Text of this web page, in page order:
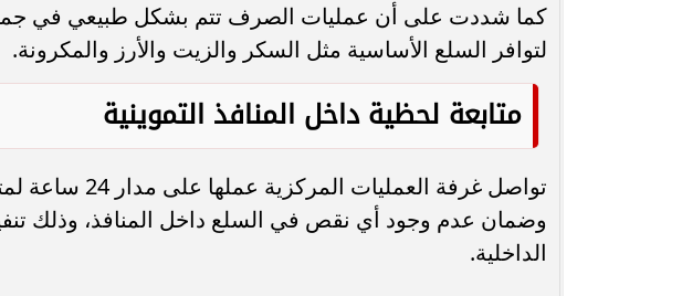
كما شددت على أن عمليات الصرف تتم بشكل طبيعي في
لتوافر السلع الأساسية مثل السكر والزيت والأرز والمكرونة.
متابعة لحظية داخل المنافذ التموينية
تواصل غرفة
وضمان عدم وجود أي نقص في السلع داخل المنافذ، وذلك
الداخلية.